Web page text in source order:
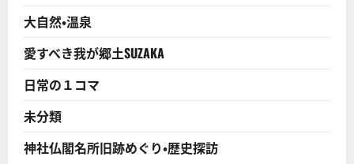
は
約
20
年
後
だ
か
ら
し
た
ら
大自然・温泉
愛すべき我が郷土SUZAKA
日常の１コマ
未分類
神社仏閣名所旧跡めぐり・歴史探訪